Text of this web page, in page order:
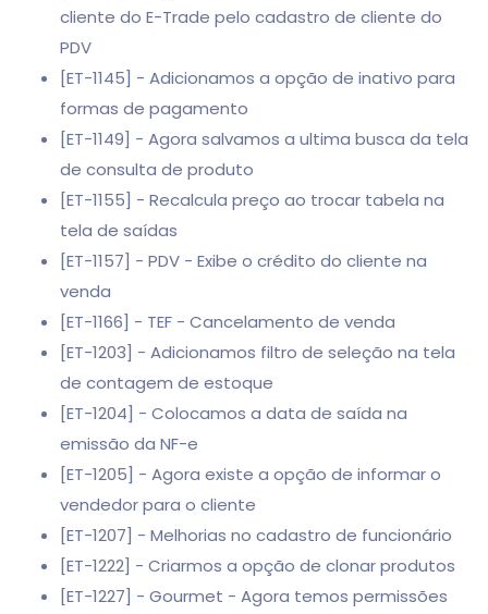
cliente do E-Trade pelo cadastro de cliente do
PDV
[ET-1145] - Adicionamos a opção de inativo para
formas de pagamento
[ET-1149] - Agora salvamos a ultima busca da tela
de consulta de produto
[ET-1155] - Recalcula preço ao trocar tabela na
tela de saídas
[ET-1157] - PDV - Exibe o crédito do cliente na
venda
[ET-1166] - TEF - Cancelamento de venda
[ET-1203] - Adicionamos filtro de seleção na tela
de contagem de estoque
[ET-1204] - Colocamos a data de saída na
emissão da NF-e
[ET-1205] - Agora existe a opção de informar o
vendedor para o cliente
[ET-1207] - Melhorias no cadastro de funcionário
[ET-1222] - Criarmos a opção de clonar produtos
[ET-1227] - Gourmet - Agora temos permissões